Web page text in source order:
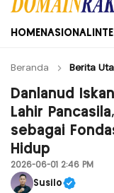
Domain Rakyat
Berita Hari Ini
HOME NASIONAL
Beranda Berita
Danlanud
Lahir
sebagai
Hidup
2026-06-01 2:46 PM
Susilo